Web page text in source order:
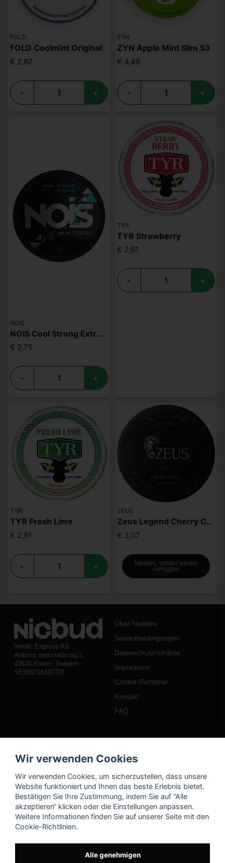
FOLD
FOLD Coolmint Original
€ 2,67
- +
ZYN
ZYN Apple Mint Slim S3
€ 4,49
- +
NOIS
NOIS Cool Strong Extreme 50mg
€ 2,75
- +
TYR
TYR Strawberry
€ 2,61
- +
TYR
TYR Fresh Lime
€ 2,61
- +
ZEUS
Zeus Legend Cherry Cola Mighty Strong
€ 3,07
Melden, sobald wieder
verfügbar.
Nordic Express AB
Askims verkstadsväg 1
43634 Askim, Sweden
SE559216160701
Über Nicotine
Servicebedingungen
Datenschutzrichtlinie
Impressum
Cookie-Richtlinie
Kontakt
FAQ
Mein Konto
Registrieren
Passwort vergessen?
Wir verwenden Cookies
Wir verwenden Cookies, um sicherzustellen, dass unsere
Website funktioniert und Ihnen das beste Erlebnis bietet.
Bestätigen Sie Ihre Zustimmung, indem Sie auf “Alle
akzeptieren“ klicken oder die Einstellungen anpassen.
Weitere Informationen finden Sie auf unserer Seite mit den
Cookie-Richtlinien.
Alle genehmigen